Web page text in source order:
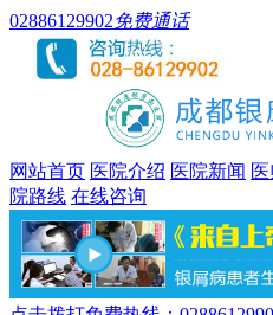
02886129902免费通话
网站首页 医院介绍 医院新闻
院路线 在线咨询